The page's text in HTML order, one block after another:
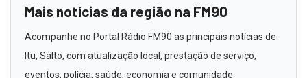
Mais notícias da região na FM90
Acompanhe no Portal Rádio FM90 as principais notícias de
Itu, Salto, com atualização local, prestação de serviço,
eventos, polícia, saúde, economia e comunidade.